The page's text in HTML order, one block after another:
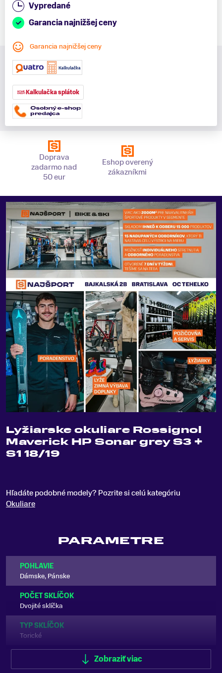
Vypredané
Garancia najnižšej ceny
Garancia najnižšej ceny
Kalkulačka splátok
Doprava
zadarmo nad
50 eur
Eshop overený
zákazníkmi
Lyžiarske okuliare Rossignol
Maverick HP Sonar grey S3 +
S1 18/19
Hľadáte podobné modely? Pozrite si celú kategóriu
Okuliare
PARAMETRE
POHLAVIE
Dámske, Pánske
POČET SKLÍČOK
Dvojité sklíčka
TYP SKLÍČOK
Torické
Zobraziť viac